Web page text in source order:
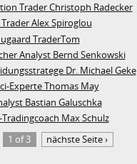
Trader Christoph Radecker
Alex Spiroglou
TraderTom
Analyst Bernd Senkowski
Dr. Michael Geke
Experte Thomas May
Bastian Galuschka
Max Schulz
1 of 3
nächste Seite ›